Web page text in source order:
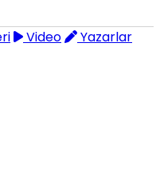
Video
Yazarlar